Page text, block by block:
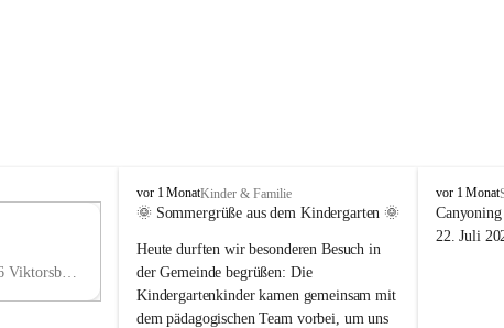
VHauptstraße 36, 6836 Viktorsberg, AUT
V
i
t
o
r
s
vor 1 MonatKinder & Familie
🌞 Sommergrüße aus dem Kindergarten 🌞
Heute durften wir besonderen Besuch in
der Gemeinde begrüßen: Die
Kindergartenkinder kamen gemeinsam mit
dem pädagogischen Team vorbei, um uns
V
i
k
vor 1 Monat
22. Juli